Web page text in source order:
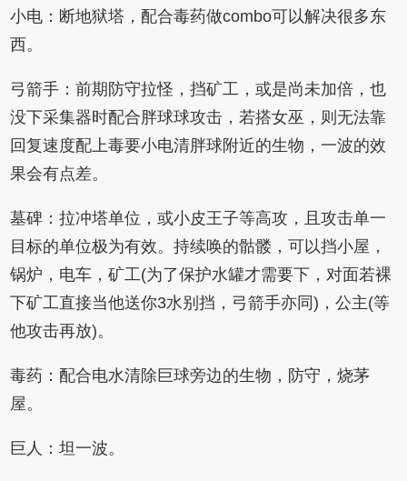
小电：断地狱塔，配合毒药做combo可以解决很多东
西。
弓箭手：前期防守拉怪，挡矿工，或是尚未加倍，也
没下采集器时配合胖球球攻击，若搭女巫，则无法靠
回复速度配上毒要小电清胖球附近的生物，一波的效
果会有点差。
墓碑：拉冲塔单位，或小皮王子等高攻，且攻击单一
目标的单位极为有效。持续唤的骷髅，可以挡小屋，
锅炉，电车，矿工(为了保护水罐才需要下，对面若裸
下矿工直接当他送你3水别挡，弓箭手亦同)，公主(等
他攻击再放)。
毒药：配合电水清除巨球旁边的生物，防守，烧茅
屋。
巨人：坦一波。